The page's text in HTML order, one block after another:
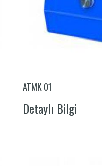
ATMK 01
Detaylı Bilgi